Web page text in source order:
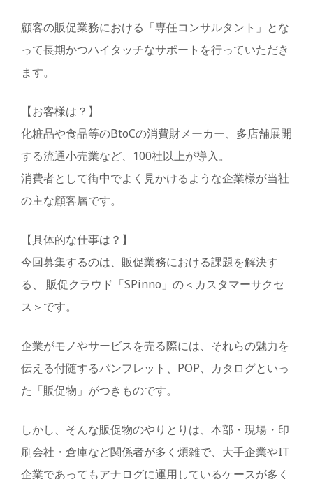
顧客の販促業務における「専任コンサルタント」とな
って長期かつハイタッチなサポートを行っていただき
ます。
【お客様は？】
化粧品や食品等のBtoCの消費財メーカー、多店舗展開
する流通小売業など、100社以上が導入。
消費者として街中でよく見かけるような企業様が当社
の主な顧客層です。
【具体的な仕事は？】
今回募集するのは、販促業務における課題を解決す
る、 販促クラウド「SPinno」の＜カスタマーサクセ
ス＞です。
企業がモノやサービスを売る際には、それらの魅力を
伝える付随するパンフレット、POP、カタログといっ
た「販促物」がつきものです。
しかし、そんな販促物のやりとりは、本部・現場・印
刷会社・倉庫など関係者が多く煩雑で、大手企業やIT
企業であってもアナログに運用しているケースが多く